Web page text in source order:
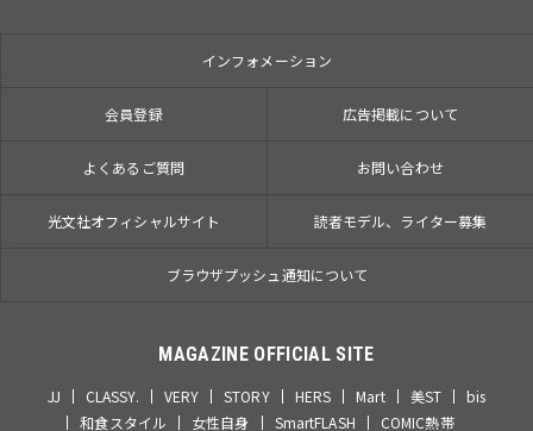
インフォメーション
会員登録 広告掲載について
よくあるご質問 お問い合わせ
光文社オフィシャルサイト 読者モデル、ライター募集
ブラウザプッシュ通知について
MAGAZINE OFFICIAL SITE
JJ CLASSY. VERY STORY HERS Mart 美ST
bis
和食スタイル
女性自身 SmartFLASH COMIC熱帯